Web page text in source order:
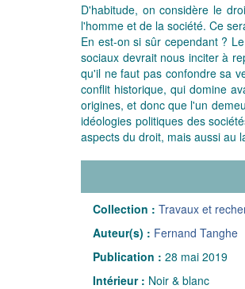
D'habitude, on considère le
l'homme et de la société. Ce
En est-on si sûr cependant ?
sociaux devrait nous inciter à
qu'il ne faut pas confondre sa
conflit historique, qui domine
origines, et donc que l'un
idéologies politiques des
aspects du droit, mais aussi au
Collection : Travaux et
Auteur(s) : Fernand Tanghe
Publication : 28 mai 2019
Intérieur : Noir & blanc